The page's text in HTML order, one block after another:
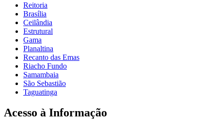
Reitoria
Brasília
Ceilândia
Estrutural
Gama
Planaltina
Recanto das Emas
Riacho Fundo
Samambaia
São Sebastião
Taguatinga
Acesso à Informação